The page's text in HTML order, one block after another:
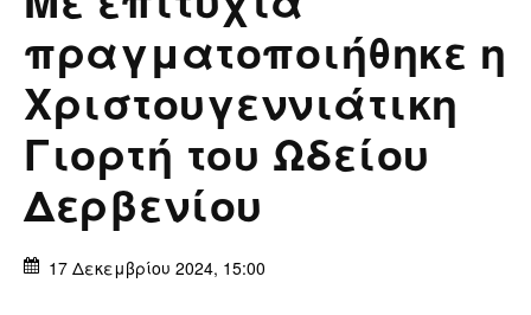
πραγματοποιήθηκε η
Χριστουγεννιάτικη
Γιορτή του Ωδείου
Δερβενίου
17 Δεκεμβρίου 2024, 15:00